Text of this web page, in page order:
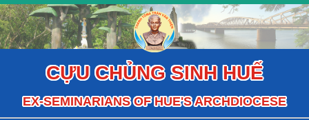
CỰU CHỦNG SINH HUẾ
EX-SEMINARIANS OF HUE'S ARCHDIOCESE